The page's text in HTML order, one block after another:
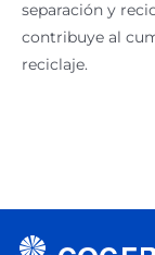
separación y
contribuye al
reciclaje.